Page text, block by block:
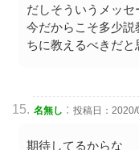
だしそういうメッ
今だからこそ多少
ちに教えるべきだと
名無し : 投稿日：
期待してるからな